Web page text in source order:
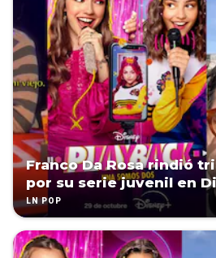
Franco Da Rosa rindió
por su serie juvenil en
LN POP